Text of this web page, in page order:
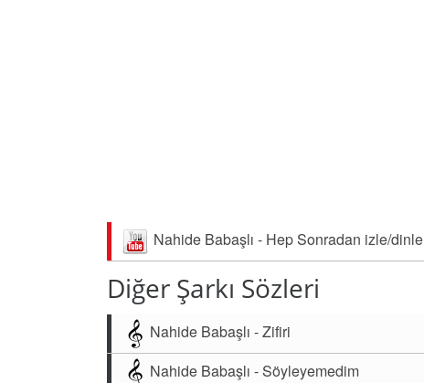
Nahide Babaşlı - Hep Sonradan izle/dinle
Diğer Şarkı Sözleri
Nahide Babaşlı - Zifiri
Nahide Babaşlı - Söyleyemedim